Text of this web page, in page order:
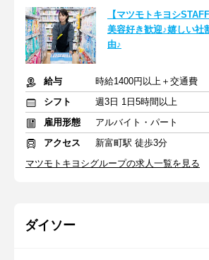
【マツモトキヨシ
美容好き歓迎♪嬉しい
由♪
給与
時給1400円以上＋交通費
シフト
週3日 1日5時間以上
雇用形態
アルバイト・パート
アクセス
新富町駅 徒歩3分
マツモトキヨシグループの求人一覧を見る
ダイソー